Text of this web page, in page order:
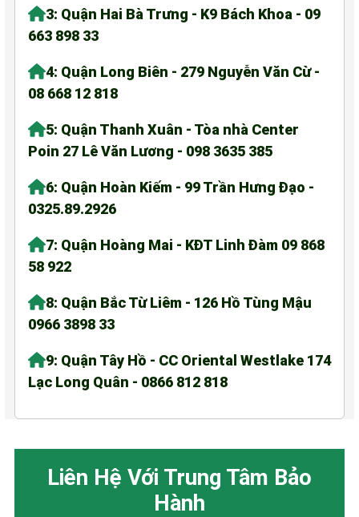
3: Quận Hai Bà Trưng - K9 Bách Khoa - 09
663 898 33
4: Quận Long Biên - 279 Nguyễn Văn Cừ -
08 668 12 818
5: Quận Thanh Xuân - Tòa nhà Center
Poin 27 Lê Văn Lương - 098 3635 385
6: Quận Hoàn Kiếm - 99 Trần Hưng Đạo -
0325.89.2926
7: Quận Hoàng Mai - KĐT Linh Đàm 09 868
58 922
8: Quận Bắc Từ Liêm - 126 Hồ Tùng Mậu
0966 3898 33
9: Quận Tây Hồ - CC Oriental Westlake 174
Lạc Long Quân - 0866 812 818
Liên Hệ Với Trung Tâm Bảo
Hành